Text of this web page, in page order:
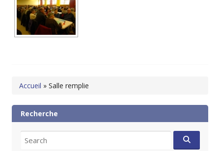
Accueil » Salle remplie
Recherche
for: